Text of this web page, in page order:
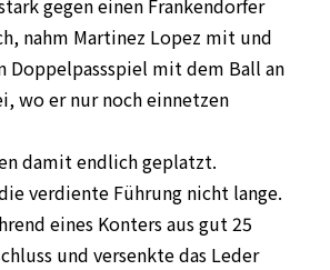
nahm Martinez Lopez mit und
Doppelpassspiel mit dem Ball an
wo er nur noch einnetzen
damit endlich geplatzt.
verdiente Führung nicht lange.
eines Konters aus gut 25
und versenkte das Leder